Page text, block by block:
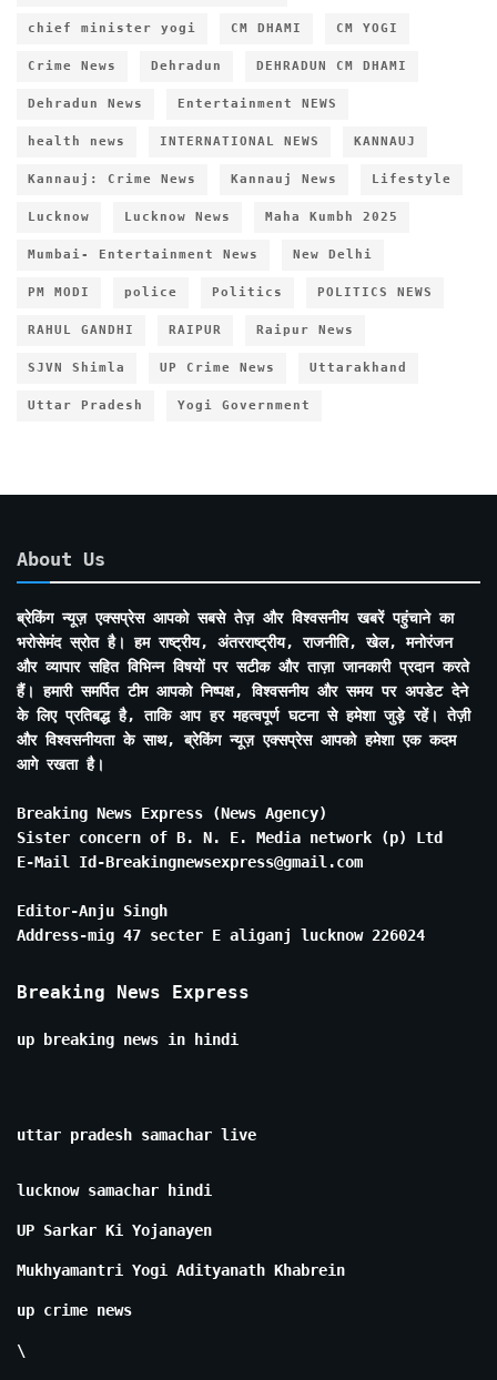
chief minister yogi CM DHAMI CM YOGI
Crime News Dehradun DEHRADUN CM DHAMI
Dehradun News Entertainment NEWS
health news INTERNATIONAL NEWS KANNAUJ
Kannauj: Crime News Kannauj News Lifestyle
Lucknow Lucknow News Maha Kumbh 2025
Mumbai- Entertainment News New Delhi
PM MODI police Politics POLITICS NEWS
RAHUL GANDHI RAIPUR Raipur News
SJVN Shimla UP Crime News Uttarakhand
Uttar Pradesh Yogi Government
About Us
ब्रेकिंग न्यूज़ एक्सप्रेस आपको सबसे तेज़ और विश्वसनीय खबरें पहुंचाने का
भरोसेमंद स्रोत है। हम राष्ट्रीय, अंतरराष्ट्रीय, राजनीति, खेल, मनोरंजन
और व्यापार सहित विभिन्न विषयों पर सटीक और ताज़ा जानकारी प्रदान करते
हैं। हमारी समर्पित टीम आपको निष्पक्ष, विश्वसनीय और समय पर अपडेट देने
के लिए प्रतिबद्ध है, ताकि आप हर महत्वपूर्ण घटना से हमेशा जुड़े रहें। तेज़ी
और विश्वसनीयता के साथ, ब्रेकिंग न्यूज़ एक्सप्रेस आपको हमेशा एक कदम
आगे रखता है।
Breaking News Express (News Agency)
Sister concern of B. N. E. Media network (p) Ltd
E-Mail Id-Breakingnewsexpress@gmail.com
Editor-Anju Singh
Address-mig 47 secter E aliganj lucknow 226024
Breaking News Express
up breaking news in hindi
uttar pradesh samachar live
lucknow samachar hindi
UP Sarkar Ki Yojanayen
Mukhyamantri Yogi Adityanath Khabrein
up crime news
\